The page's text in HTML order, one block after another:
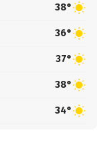
38°
36°
37°
38°
34°